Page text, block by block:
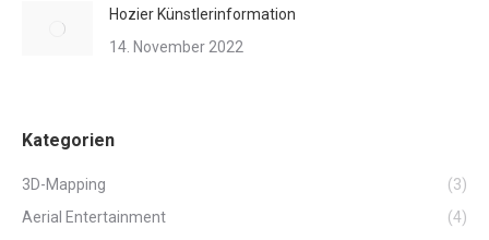
Hozier Künstlerinformation
14. November 2022
Kategorien
3D-Mapping
(3)
Aerial Entertainment
(4)